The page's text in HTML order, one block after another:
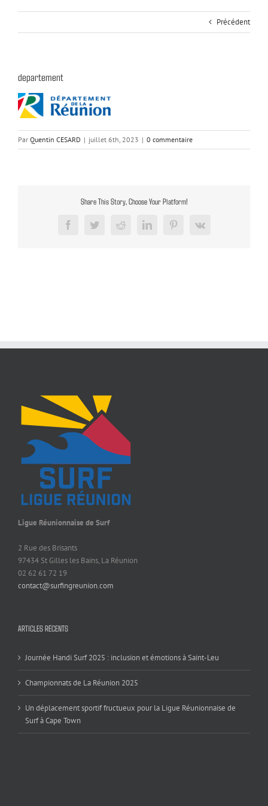
Précédent
departement
Par Quentin CESARD | juillet 6th, 2023 | 0 commentaire
Share This Story, Choose Your Platform!
FacebookTwitterRedditLinkedInPinterest
Vk
Ligue Réunionnaise de Surf
2 Rue des Brisants
97434 St Gilles les Bains, La Réunion
02 62 61 72 19
contact@surfingreunion.com
ARTICLES RÉCENTS
Journée Handi Surf 2025 : inclusion et émotions à Saint-Leu
Championnats de La Réunion 2025
Un déplacement sportif fructueux pour la Ligue Réunionnaise de
Surf à Cape Town